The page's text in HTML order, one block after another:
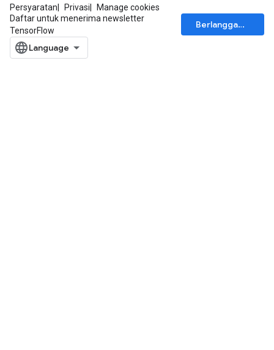
Persyaratan Privasi
Manage cookies
Daftar untuk menerima newsletter
TensorFlow
Berlangganan